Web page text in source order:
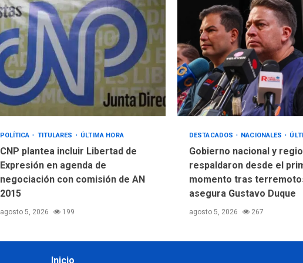
POLÍTICA TITULARES ÚLTIMA HORA
CNP plantea incluir Libertad de
Expresión en agenda de
negociación con comisión de AN
2015
agosto 5, 2026 199
DESTACADOS NACIONALES
Gobierno nacional y
respaldaron desde el
momento tras
asegura Gustavo Duque
agosto 5, 2026 267
Inicio